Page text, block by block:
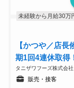
未経験から月給30万
【かつや／店
期1回4連休取
タニザワフーズ株式会社
販売・接客